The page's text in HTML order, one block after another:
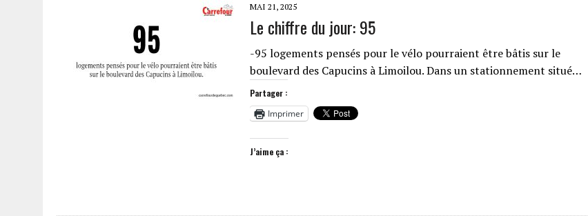
MAI 21, 2025
Le chiffre du jour: 95
-95 logements pensés pour le vélo pourraient être bâtis sur le
boulevard des Capucins à Limoilou. Dans un stationnement situé…
Partager :
Imprimer
J’aime ça :